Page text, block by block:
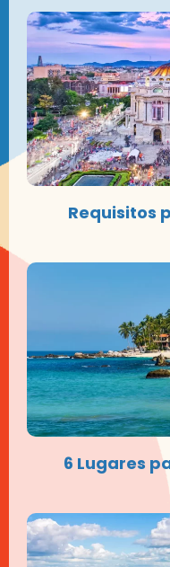
Requisitos
6 Lugares